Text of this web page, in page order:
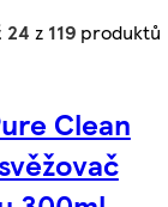
24 z 119 produktů
Clean